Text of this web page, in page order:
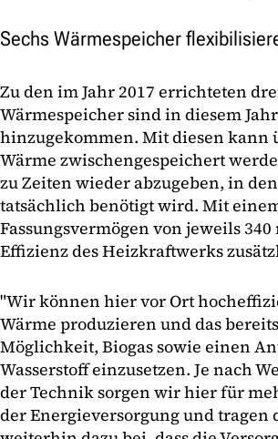
Sechs Wärmespeicher
Zu den im Jahr 2017 errichteten
Wärmespeicher sind in diesem
hinzugekommen. Mit diesen kann
Wärme zwischengespeichert
zu Zeiten wieder abzugeben, in
tatsächlich benötigt wird. Mit
Fassungsvermögen von jeweils 340
Effizienz des Heizkraftwerks
"Wir können hier vor Ort
Wärme produzieren und das
Möglichkeit, Biogas sowie einen
Wasserstoff einzusetzen. Je nach
der Technik sorgen wir hier für
der Energieversorgung und tragen